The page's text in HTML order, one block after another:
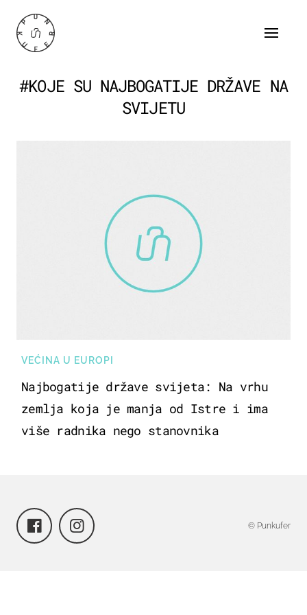
#KOJE SU NAJBOGATIJE DRŽAVE NA
SVIJETU
VEĆINA U EUROPI
Najbogatije države svijeta: Na vrhu
zemlja koja je manja od Istre i ima
više radnika nego stanovnika
© Punkufer